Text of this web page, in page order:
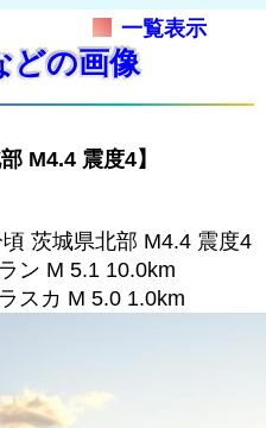
一覧表示
どの画像
M4.4 震度4】
茨城県北部 M4.4 震度4
ン M 5.1 10.0km
スカ M 5.0 1.0km